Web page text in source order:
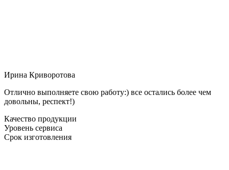
Ирина Криворотова
Отлично выполняете свою работу:) все остались более чем
довольны, респект!)
Качество продукции
Уровень сервиса
Срок изготовления